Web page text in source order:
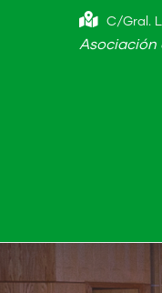
C/Gral.
Asociación